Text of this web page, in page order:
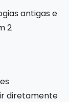
diretamente